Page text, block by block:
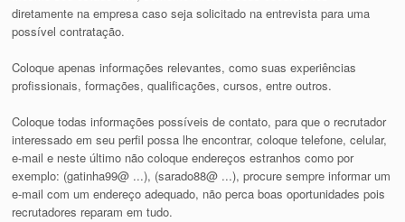
diretamente na empresa caso seja solicitado na entrevista para uma
possível contratação.
Coloque apenas informações relevantes, como suas experiências
profissionais, formações, qualificações, cursos, entre outros.
Coloque todas informações possíveis de contato, para que o recrutador
interessado em seu perfil possa lhe encontrar, coloque telefone, celular,
e-mail e neste último não coloque endereços estranhos como por
exemplo: (gatinha99@ ...), (sarado88@ ...), procure sempre informar um
e-mail com um endereço adequado, não perca boas oportunidades pois
recrutadores reparam em tudo.